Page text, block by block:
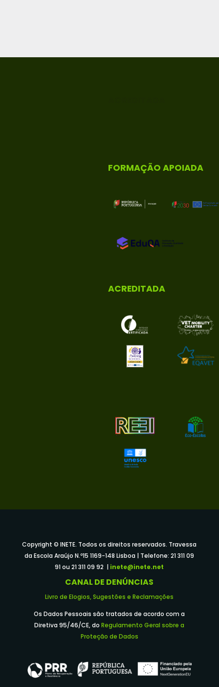
FORMAÇÃO APOIADA
ACREDITADA
Copyright © INETE. Todos os direitos reservados. Travessa
da Escola Araújo N.º15 1169-148 Lisboa | Telefone: 21 311 09
91 ou 21 311 09 92 | inete@inete.net
CANAL DE DENÚNCIAS
Livro de Elogios, Sugestões e Reclamações
Os Dados Pessoais são tratados de acordo com a
Diretiva 95/46/CE, doRegulamento Geral sobre a
Proteção de Dados